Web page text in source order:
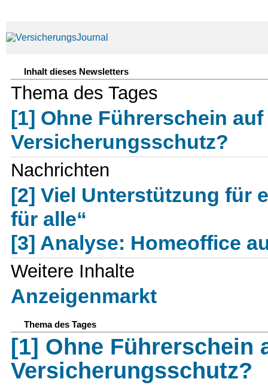
Inhalt dieses Newsletters
Thema des Tages
[1] Ohne Führerschein
Versicherungsschutz?
Nachrichten
[2] Viel Unterstützung für
für alle“
[3] Analyse: Homeoffice
Weitere Inhalte
Anzeigenmarkt
Thema des Tages
[1] Ohne Führerschein
Versicherungsschutz?